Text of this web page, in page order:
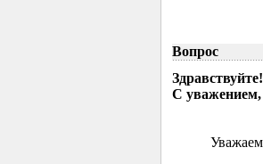
Вопрос
С